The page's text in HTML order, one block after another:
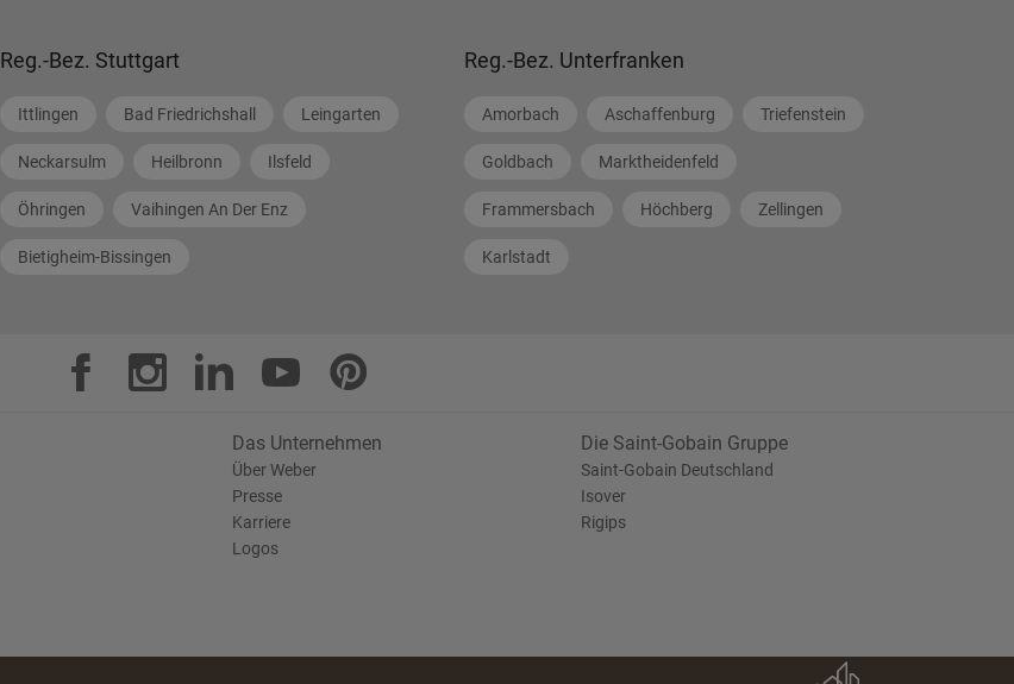
Reg.-Bez. Stuttgart
Ittlingen Bad Friedrichshall Leingarten
Neckarsulm Heilbronn Ilsfeld
Öhringen Vaihingen An Der Enz
Bietigheim-Bissingen
Reg.-Bez. Unterfranken
Amorbach Aschaffenburg Triefenstein
Goldbach Marktheidenfeld
Frammersbach Höchberg Zellingen
Karlstadt
Das Unternehmen
Über Weber
Presse
Karriere
Logos
Die Saint-Gobain Gruppe
Saint-Gobain Deutschland
Isover
Rigips